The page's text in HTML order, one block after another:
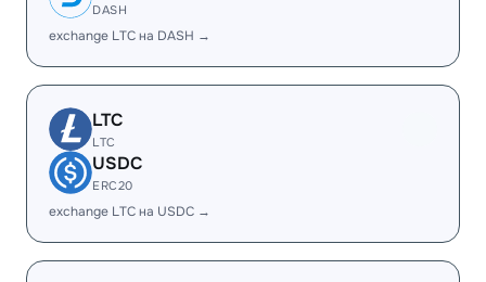
DASH
exchange LTC на DASH →
LTC
LTC
USDC
ERC20
exchange LTC на USDC →